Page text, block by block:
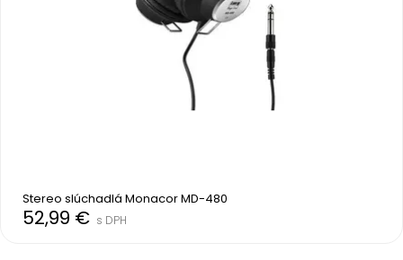
Stereo slúchadlá Monacor MD-480
52,99 € s DPH